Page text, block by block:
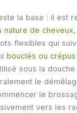
la base : il est
nature de cheveux
flexibles qui
bouclés ou crépus
sous la douche
le
le
vers les